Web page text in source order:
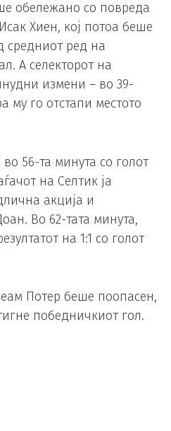
обележано со повреда
Хиен, кој потоа беше
средниот ред на
А селекторот на
измени – во 39-
му го отстапи местото
во 56-та минута со голот
на Селтик ја
акција и
Во 62-тата минута,
на 1:1 со голот
Потер беше поопасен,
победничкиот гол.